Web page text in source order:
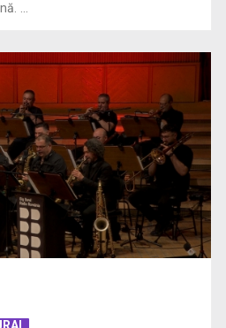
la Muzeul Satului tradițiile și
...